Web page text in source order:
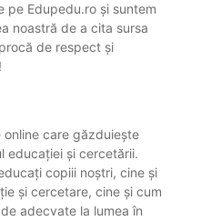
pe Edupedu.ro și suntem
noastră de a cita sursa
de respect și
care găzduiește
educației și cercetării.
copiii noștri, cine și
și cercetare, cine și cum
adecvate la lumea în